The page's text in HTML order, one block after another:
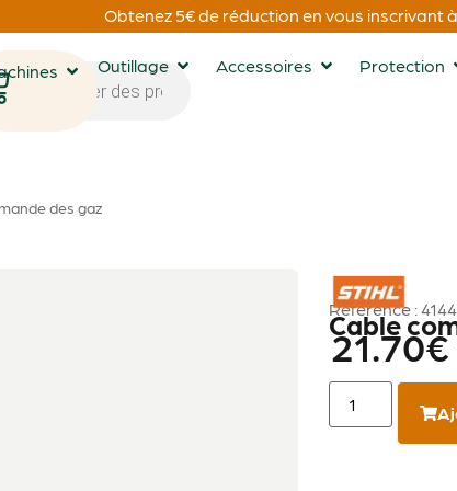
Obtenez 5€ de réduction en vous inscrivant
Outillage Accessoires Protection
des gaz
STIHL
Référence :
Cable
21.70€